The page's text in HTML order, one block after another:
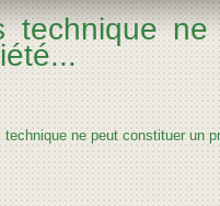
technique ne